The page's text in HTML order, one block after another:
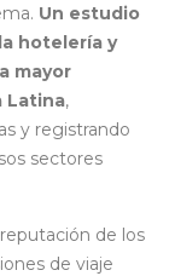
Un estudio
hotelería y
mayor
Latina,
y registrando
sectores
de los
de viaje